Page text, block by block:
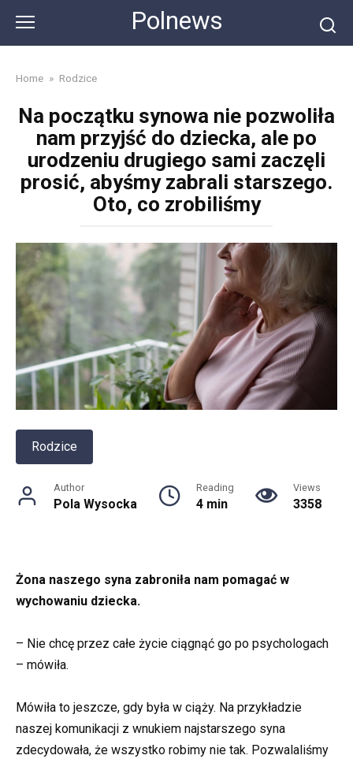
content
Polnews
Home » Rodzice
Na początku synowa nie pozwoliła
nam przyjść do dziecka, ale po
urodzeniu drugiego sami zaczęli
prosić, abyśmy zabrali starszego.
Oto, co zrobiliśmy
Rodzice
Author
Pola Wysocka
Reading
4 min
Views
3358
Żona naszego syna zabroniła nam pomagać w
wychowaniu dziecka.
– Nie chcę przez całe życie ciągnąć go po psychologach
– mówiła.
Mówiła to jeszcze, gdy była w ciąży. Na przykładzie
naszej komunikacji z wnukiem najstarszego syna
zdecydowała, że wszystko robimy nie tak. Pozwalaliśmy